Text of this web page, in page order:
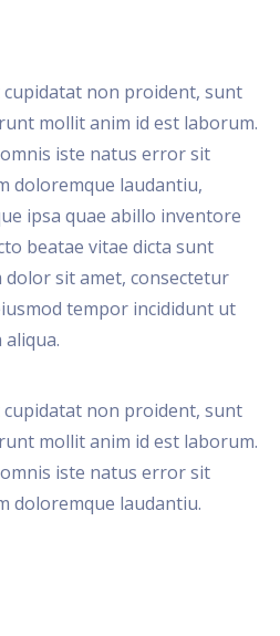
cupidatat non proident, sunt
mollit anim id est laborum.
iste natus error sit
doloremque laudantiu,
ipsa quae abillo inventore
beatae vitae dicta sunt
dolor sit amet, consectetur
tempor incididunt ut
cupidatat non proident, sunt
mollit anim id est laborum.
iste natus error sit
doloremque laudantiu.